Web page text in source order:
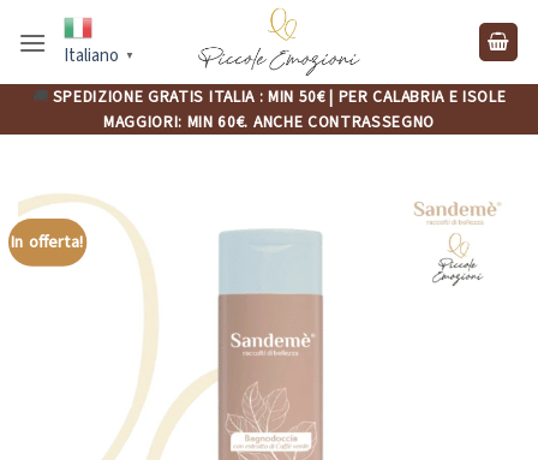
Italiano ▼
🚚 SPEDIZIONE GRATIS ITALIA : MIN 50€ | PER CALABRIA E ISOLE
MAGGIORI: MIN 60€. ANCHE CONTRASSEGNO
In offerta!